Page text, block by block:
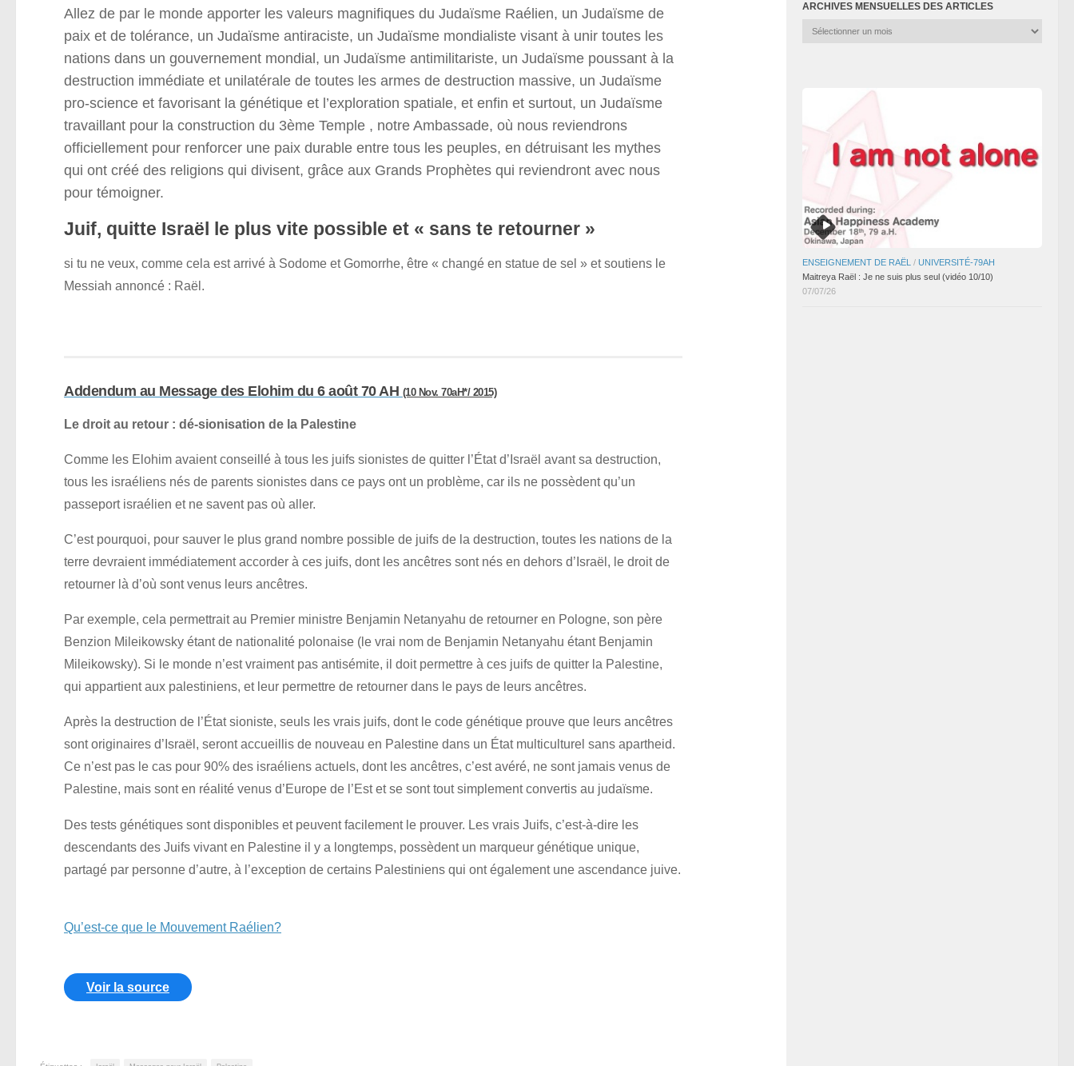
Allez de par le monde apporter les valeurs magnifiques du Judaïsme Raélien, un Judaïsme de
paix et de tolérance, un Judaïsme antiraciste, un Judaïsme mondialiste visant à unir toutes les
nations dans un gouvernement mondial, un Judaïsme antimilitariste, un Judaïsme poussant à la
destruction immédiate et unilatérale de toutes les armes de destruction massive, un Judaïsme
pro-science et favorisant la génétique et l’exploration spatiale, et enfin et surtout, un Judaïsme
travaillant pour la construction du 3ème Temple , notre Ambassade, où nous reviendrons
officiellement pour renforcer une paix durable entre tous les peuples, en détruisant les mythes
qui ont créé des religions qui divisent, grâce aux Grands Prophètes qui reviendront avec nous
pour témoigner.
Juif, quitte Israël le plus vite possible et « sans te retourner »
si tu ne veux, comme cela est arrivé à Sodome et Gomorrhe, être « changé en statue de sel » et soutiens le
Messiah annoncé : Raël.
Addendum au Message des Elohim du 6 août 70 AH (10 Nov. 70aH*/ 2015)
Le droit au retour : dé-sionisation de la Palestine
Comme les Elohim avaient conseillé à tous les juifs sionistes de quitter l’État d’Israël avant sa destruction,
tous les israéliens nés de parents sionistes dans ce pays ont un problème, car ils ne possèdent qu’un
passeport israélien et ne savent pas où aller.
C’est pourquoi, pour sauver le plus grand nombre possible de juifs de la destruction, toutes les nations de la
terre devraient immédiatement accorder à ces juifs, dont les ancêtres sont nés en dehors d’Israël, le droit de
retourner là d’où sont venus leurs ancêtres.
Par exemple, cela permettrait au Premier ministre Benjamin Netanyahu de retourner en Pologne, son père
Benzion Mileikowsky étant de nationalité polonaise (le vrai nom de Benjamin Netanyahu étant Benjamin
Mileikowsky). Si le monde n’est vraiment pas antisémite, il doit permettre à ces juifs de quitter la Palestine,
qui appartient aux palestiniens, et leur permettre de retourner dans le pays de leurs ancêtres.
Après la destruction de l’État sioniste, seuls les vrais juifs, dont le code génétique prouve que leurs ancêtres
sont originaires d’Israël, seront accueillis de nouveau en Palestine dans un État multiculturel sans apartheid.
Ce n’est pas le cas pour 90% des israéliens actuels, dont les ancêtres, c’est avéré, ne sont jamais venus de
Palestine, mais sont en réalité venus d’Europe de l’Est et se sont tout simplement convertis au judaïsme.
Des tests génétiques sont disponibles et peuvent facilement le prouver. Les vrais Juifs, c’est-à-dire les
descendants des Juifs vivant en Palestine il y a longtemps, possèdent un marqueur génétique unique,
partagé par personne d’autre, à l’exception de certains Palestiniens qui ont également une ascendance juive.
Qu’est-ce que le Mouvement Raélien?
Voir la source
ARCHIVES MENSUELLES DES ARTICLES
Archives
ENSEIGNEMENT DE RAËL / UNIVERSITÉ-79AH
Maitreya Raël : Je ne suis plus seul (vidéo 10/10)
07/07/26